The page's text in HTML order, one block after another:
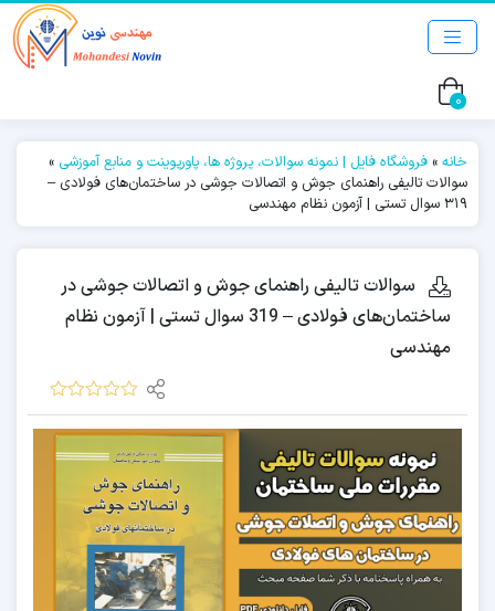
0
خانه » فروشگاه فایل | نمونه سوالات، پروژه ها، پاورپوینت و منابع آموزشی »
سوالات تالیفی راهنمای جوش و اتصالات جوشی در ساختمان‌های فولادی –
319 سوال تستی | آزمون نظام مهندسی
سوالات تالیفی راهنمای جوش و اتصالات جوشی در
ساختمان‌های فولادی – 319 سوال تستی | آزمون نظام
مهندسی